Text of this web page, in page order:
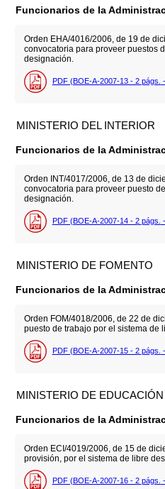
Funcionarios de la
Orden EHA/4016/2006, de 19 de
convocatoria para proveer puestos
designación.
PDF (BOE-A-2007-13 - 2 págs.
MINISTERIO DEL INTERIOR
Funcionarios de la
Orden INT/4017/2006, de 13 de
convocatoria para proveer puesto
designación.
PDF (BOE-A-2007-14 - 2 págs.
MINISTERIO DE FOMENTO
Funcionarios de la
Orden FOM/4018/2006, de 22 de
puesto de trabajo por el sistema de
PDF (BOE-A-2007-15 - 2 págs.
MINISTERIO DE
Funcionarios de la
Orden ECI/4019/2006, de 15 de
provisión, por el sistema de libre
PDF (BOE-A-2007-16 - 2 págs.